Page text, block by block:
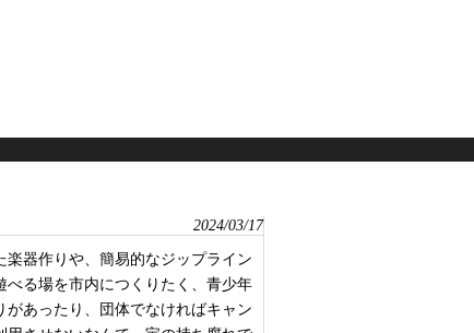
2024/03/17
器作りや、簡易的なジップライン
る場を市内につくりたく、青少年
あったり、団体でなければキャン